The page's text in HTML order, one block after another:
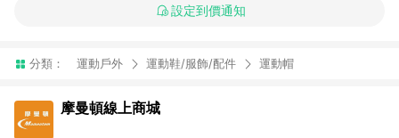
設定到價通知
分類： 運動戶外 運動鞋/服飾/配件 運動帽
摩曼頓線上商城